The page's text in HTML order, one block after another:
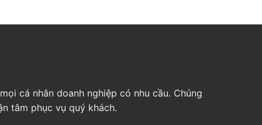
cá nhân doanh nghiệp có nhu cầu. Chúng
tâm phục vụ quý khách.